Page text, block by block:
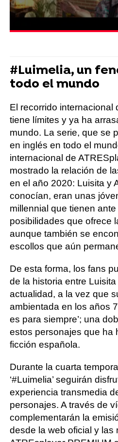
#Luimelia, un
todo el mundo
El recorrido internacional
tiene límites y ya ha
mundo. La serie, que se
en inglés en todo el
internacional de
mostrado la relación de
en el año 2020: Luisita y
conocían, eran unas
millennial que tienen
posibilidades que ofrece
aunque también se
escollos que aún
De esta forma, los fans
de la historia entre
actualidad, a la vez que
ambientada en los años
es para siempre’; una
estos personajes que ha
ficción española.
Durante la cuarta
‘#Luimelia’ seguirán
experiencia transmedia
personajes. A través de
complementarán la
desde la web oficial y las